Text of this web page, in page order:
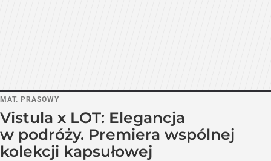
MAT. PRASOWY
Vistula x LOT: Elegancja
w podróży. Premiera wspólnej
kolekcji kapsułowej